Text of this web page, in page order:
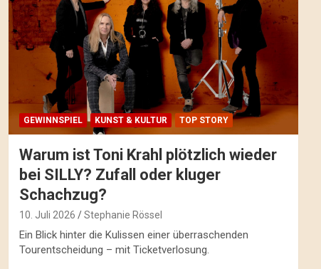
GEWINNSPIEL KUNST & KULTUR TOP STORY
Warum ist Toni Krahl plötzlich wieder
bei SILLY? Zufall oder kluger
Schachzug?
10. Juli 2026 Stephanie Rössel
Ein Blick hinter die Kulissen einer überraschenden
Tourentscheidung – mit Ticketverlosung.